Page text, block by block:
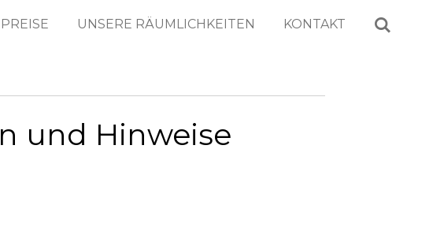
PREISE UNSERE RÄUMLICHKEITEN KONTAKT
und Hinweise